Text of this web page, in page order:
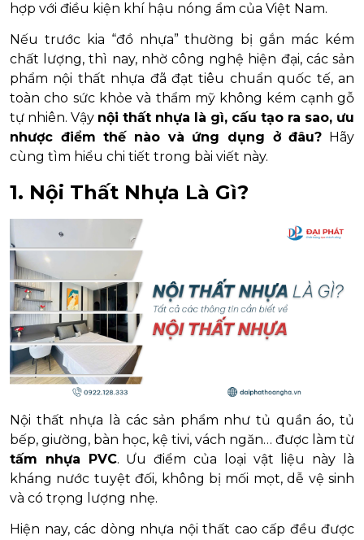
hợp với điều kiện khí hậu nóng ẩm của Việt Nam.
Nếu trước kia “đồ nhựa” thường bị gắn mác kém
chất lượng, thì nay, nhờ công nghệ hiện đại, các sản
phẩm nội thất nhựa đã đạt tiêu chuẩn quốc tế, an
toàn cho sức khỏe và thẩm mỹ không kém cạnh gỗ
tự nhiên. Vậy nội thất nhựa là gì, cấu tạo ra sao, ưu
nhược điểm thế nào và ứng dụng ở đâu? Hãy
cùng tìm hiểu chi tiết trong bài viết này.
1. Nội Thất Nhựa Là Gì?
Nội thất nhựa là các sản phẩm như tủ quần áo, tủ
bếp, giường, bàn học, kệ tivi, vách ngăn… được làm từ
tấm nhựa PVC. Ưu điểm của loại vật liệu này là
kháng nước tuyệt đối, không bị mối mọt, dễ vệ sinh
và có trọng lượng nhẹ.
Hiện nay, các dòng nhựa nội thất cao cấp đều được